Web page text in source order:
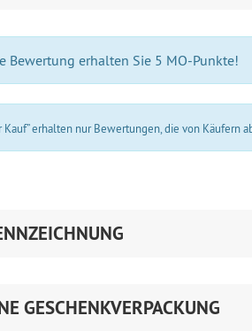
Bewertung erhalten Sie 5 MO-Punkte!
Kauf” erhalten nur Bewertungen, die von Käufern
GESCHENKVERPACKUNG